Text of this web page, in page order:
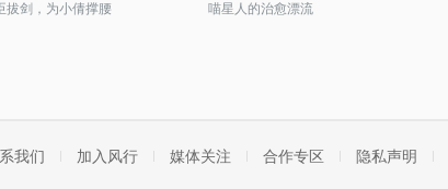
拔剑，为小倩撑腰 喵星人的治愈漂流
我们 加入风行 媒体关注 合作专区 隐私声明